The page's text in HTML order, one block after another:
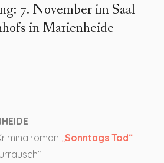
7. November im Saal
in Marienheide
„Sonntags Tod“